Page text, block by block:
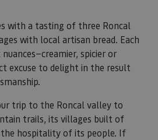
with a tasting of three Roncal
with local artisan bread. Each
spicier or
excuse to delight in the result
trip to the Roncal valley to
trails, its villages built of
the hospitality of its people. If